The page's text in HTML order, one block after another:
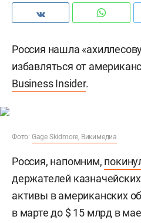
Россия нашла
избавляться от
Business Insider.
Фото: Gage Skidmore, Викимедиа
Россия, напомним,
держателей
активы в американских
в марте до $ 15 млрд в